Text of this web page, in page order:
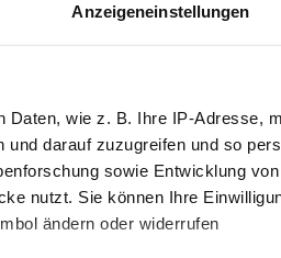
Anzeigeneinstellungen
Daten, wie z. B. Ihre IP-Adresse,
darauf zuzugreifen und so
sowie Entwicklung
nutzt. Sie können Ihre
ändern oder widerrufen
Advertisement